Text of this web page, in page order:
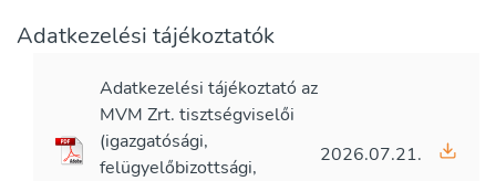
Adatkezelési tájékoztatók
Adatkezelési tájékoztató az
MVM Zrt. tisztségviselői
(igazgatósági,
felügyelőbizottsági,
2026.07.21.